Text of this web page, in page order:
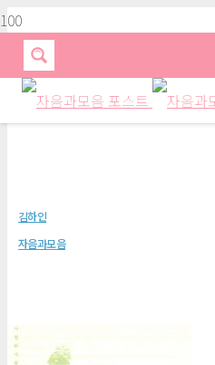
김하인
자음과모음